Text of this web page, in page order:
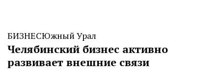
БИЗНЕСЮжный Урал
Челябинский бизнес активно
развивает внешние связи